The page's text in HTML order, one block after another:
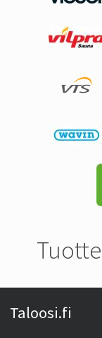
Taloosi.fi